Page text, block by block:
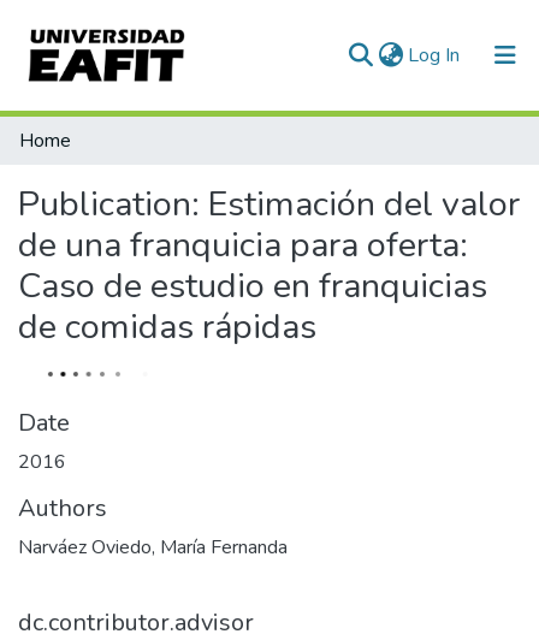
Log In (current)
Communities & Collections
Statistics
Home
Publication: Estimación del valor
de una franquicia para oferta:
Caso de estudio en franquicias
de comidas rápidas
Date
2016
Authors
Narváez Oviedo, María Fernanda
dc.contributor.advisor